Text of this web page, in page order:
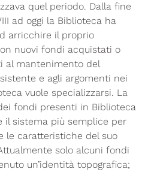
quel periodo. Dalla fine
ad oggi la Biblioteca ha
arricchire il proprio
nuovi fondi acquistati o
al mantenimento del
e agli argomenti nei
vuole specializzarsi. La
fondi presenti in Biblioteca
il sistema più semplice per
le caratteristiche del suo
solo alcuni fondi
un’identità topografica;